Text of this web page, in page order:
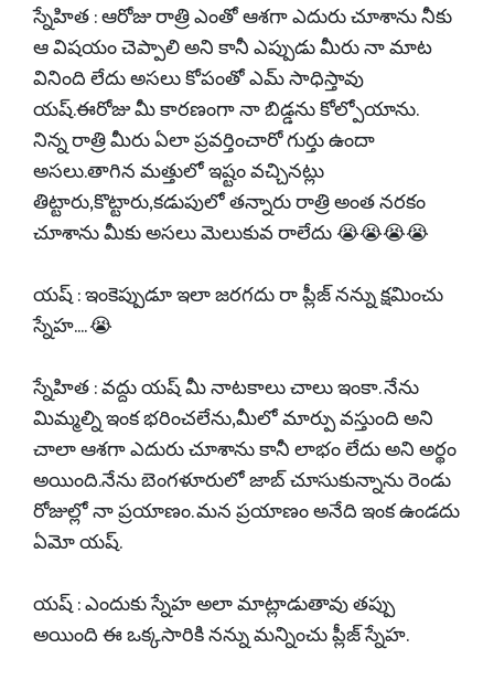
స్నేహిత : ఆరోజు రాత్రి ఎంతో ఆశగా ఎదురు చూశాను నీకు
ఆ విషయం చెప్పాలి అని కానీ ఎప్పుడు మీరు నా మాట
వినింది లేదు అసలు కోపంతో ఎమ్ సాధిస్తావు
యష్.ఈరోజు మీ కారణంగా నా బిడ్డను కోల్పోయాను.
నిన్న రాత్రి మీరు ఏలా ప్రవర్తించారో గుర్తు ఉందా
అసలు.తాగిన మత్తులో ఇష్టం వచ్చినట్లు
తిట్టారు,కొట్టారు,కడుపులో తన్నారు రాత్రి అంత నరకం
చూశాను మీకు అసలు మెలుకువ రాలేదు 😭😭😭😭
యష్ : ఇంకెప్పుడూ ఇలా జరగదు రా ప్లీజ్ నన్ను క్షమించు
స్నేహ.... 😭
స్నేహిత : వద్దు యష్ మీ నాటకాలు చాలు ఇంకా. నేను
మిమ్మల్ని ఇంక భరించలేను,మీలో మార్పు వస్తుంది అని
చాలా ఆశగా ఎదురు చూశాను కానీ లాభం లేదు అని అర్థం
అయింది.నేను బెంగళూరులో జాబ్ చూసుకున్నాను రెండు
రోజుల్లో నా ప్రయాణం. మన ప్రయాణం అనేది ఇంక ఉండదు
ఏమో యష్.
యష్ : ఎందుకు స్నేహ అలా మాట్లాడుతావు తప్పు
అయింది ఈ ఒక్కసారికి నన్ను మన్నించు ప్లీజ్ స్నేహ.